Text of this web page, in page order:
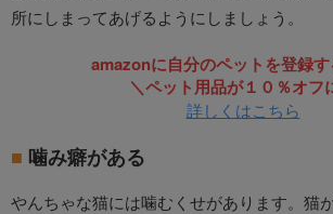
所にしまってあげるようにしましょう。
amazonに自分のペットを登録
＼ペット用品が１０％オフ
詳しくはこちら
噛み癖がある
やんちゃな猫には噛むくせがあります。猫